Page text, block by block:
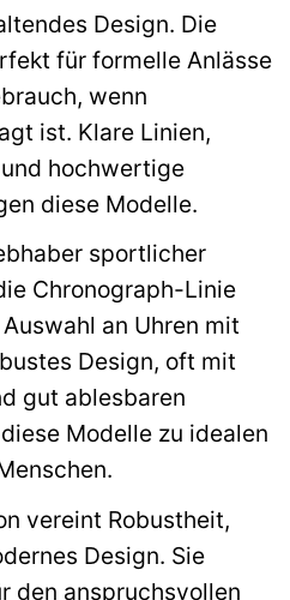
Design. Die
für formelle Anlässe
wenn
ist. Klare Linien,
hochwertige
diese Modelle.
sportlicher
Chronograph-Linie
an Uhren mit
Design, oft mit
gut ablesbaren
Modelle zu idealen
vereint Robustheit,
Design. Sie
den anspruchsvollen